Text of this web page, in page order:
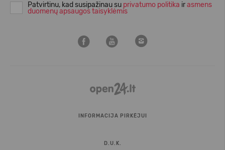
Patvirtinu, kad susipažinau su privatumo politika irasmens
duomenų apsaugos taisyklėmis
INFORMACIJA PIRKĖJUI
D.U.K.